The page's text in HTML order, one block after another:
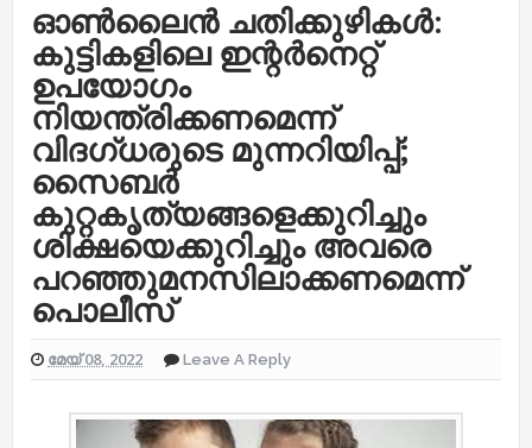
ഓണ്‍ലൈന്‍ ചതിക്കുഴികള്‍:
കുട്ടികളിലെ ഇന്റര്‍നെറ്റ്
ഉപയോഗം
നിയന്ത്രിക്കണമെന്ന്
വിദഗ്ധരുടെ മുന്നറിയിപ്പ്;
സൈബര്‍
കുറ്റകൃത്യങ്ങളെക്കുറിച്ചും
ശിക്ഷയെക്കുറിച്ചും അവരെ
പറഞ്ഞുമനസിലാക്കണമെന്ന്
പൊലീസ്
മേയ് 08, 2022 Leave A Reply